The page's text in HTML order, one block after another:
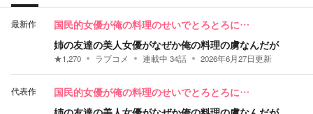
最新作 国民的女優が俺の料理のせいでとろとろに…
姉の友達の美人女優がなぜか俺の料理の虜なんだが
★1,270 ラブコメ 連載中 34話 2026年6月27日更新
代表作 国民的女優が俺の料理のせいでとろとろに…